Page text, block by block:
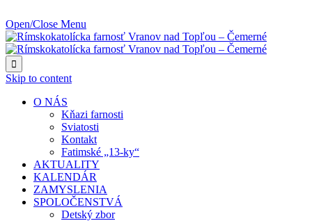
Open/Close Menu

Skip to content
O NÁS
Kňazi farnosti
Sviatosti
Kontakt
Fatimské „13-ky“
AKTUALITY
KALENDÁR
ZAMYSLENIA
SPOLOČENSTVÁ
Detský zbor